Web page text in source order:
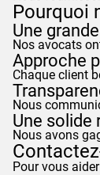
Pourquoi
Une
Nos avocats
Approche
Chaque client
Nous
Une solide
Nous avons
Pour vous